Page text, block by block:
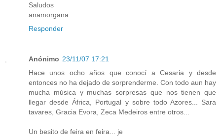
Saludos
anamorgana
Responder
Anónimo 23/11/07 17:21
Hace unos ocho años que conocí a Cesaria y desde
entonces no ha dejado de sorprenderme. Con todo aun hay
mucha música y muchas sorpresas que nos tienen que
llegar desde África, Portugal y sobre todo Azores... Sara
tavares, Gracia Evora, Zeca Medeiros entre otros...
Un besito de feira en feira... je